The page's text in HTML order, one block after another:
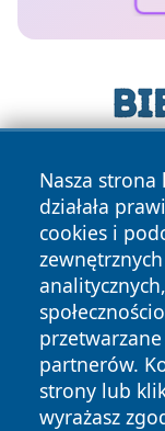
Nasza
działała
cookies i
partnerów.
strony lub
wyrażasz
Copyright © 2026
zastrzeżone.
News Autorzy